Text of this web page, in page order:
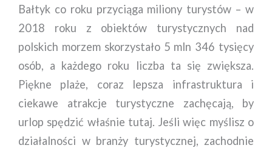
Bałtyk co roku przyciąga miliony turystów – w
2018 roku z obiektów turystycznych nad
polskich morzem skorzystało 5 mln 346 tysięcy
osób, a każdego roku liczba ta się zwiększa.
Piękne plaże, coraz lepsza infrastruktura i
ciekawe atrakcje turystyczne zachęcają, by
urlop spędzić właśnie tutaj. Jeśli więc myślisz o
działalności w branży turystycznej, zachodnie